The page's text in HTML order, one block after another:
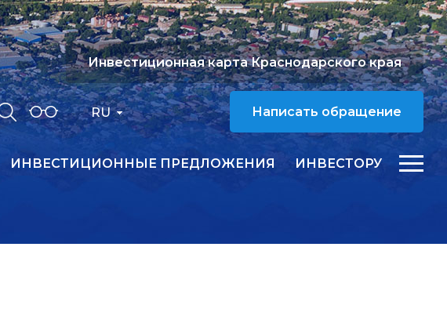
RU
Инвестиционная карта Краснодарского края
Написать обращение
ИНВЕСТИЦИОННЫЕ ПРЕДЛОЖЕНИЯ ИНВЕСТОРУ